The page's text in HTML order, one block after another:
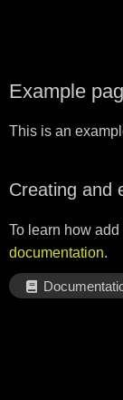
Example
This is an
Creating and
To learn how
documentation.